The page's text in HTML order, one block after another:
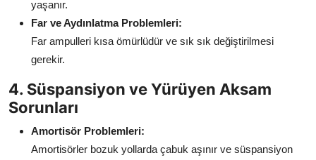
yaşanır.
Far ve Aydınlatma Problemleri:
Far ampulleri kısa ömürlüdür ve sık sık değiştirilmesi
gerekir.
4. Süspansiyon ve Yürüyen Aksam
Sorunları
Amortisör Problemleri:
Amortisörler bozuk yollarda çabuk aşınır ve süspansiyon